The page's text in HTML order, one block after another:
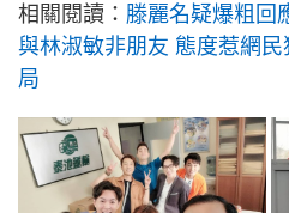
相關閱讀： 滕麗名疑爆粗回
與林淑敏非朋友 態度惹網
局